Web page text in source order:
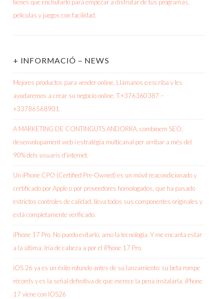
+ INFORMACIÓ – NEWS
Mejores productos para vender online. Llámanos o escriba y les
ayudaremos a crear su negocio online. T.+376360387 –
+33786568901.
A MARKETING DE CONTINGUTS ANDORRA, combinem SEO,
desenvolupament web i estratègia multicanal per arribar a més del
90% dels usuaris d’internet.
Un iPhone CPO (Certified Pre-Owned) es un móvil reacondicionado y
certificado por Apple o por proveedores homologados, que ha pasado
estrictos controles de calidad, lleva todos sus componentes originales y
está completamente verificado.
iPhone 17 Pro. No puedo evitarlo, amo la tecnología. Y me encanta estar
a la última. Iría de cabeza a por el iPhone 17 Pro.
iOS 26 ya es un éxito rotundo antes de su lanzamiento: su beta rompe
récords y es la señal definitiva de que merece la pena instalarla. iPhone
17 viene con IOS26